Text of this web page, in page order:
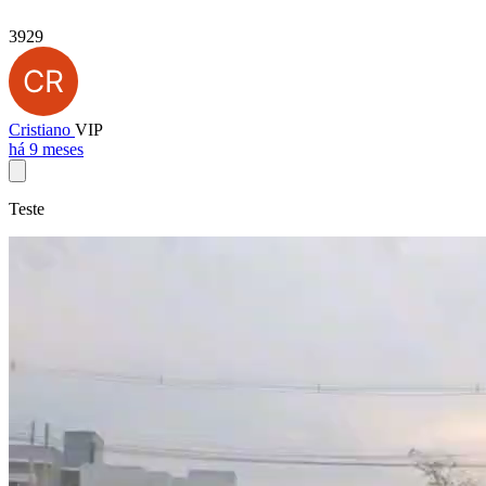
3929
Cristiano VIP
há 9 meses
Teste